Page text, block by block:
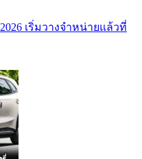
เริ่มวางจำหน่ายแล้วที่